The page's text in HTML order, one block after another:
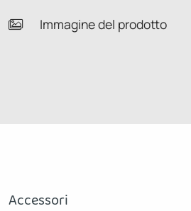
Immagine del prodotto
Accessori